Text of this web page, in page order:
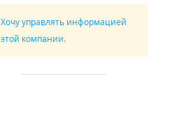
Хочу управлять информацией
этой компании.